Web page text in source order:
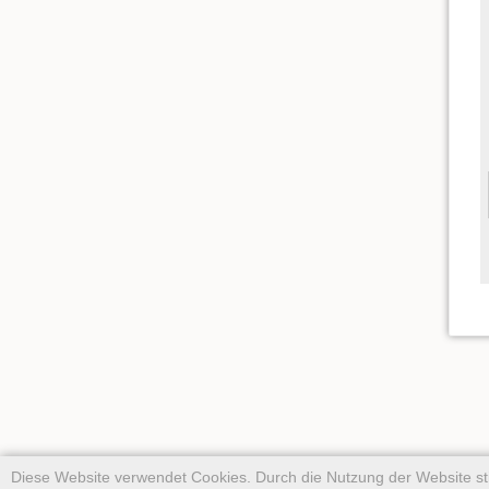
Diese Website verwendet Cookies. Durch die Nutzung der Website